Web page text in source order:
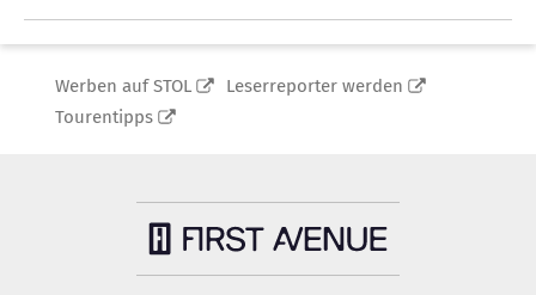
Werben auf STOL
Leserreporter werden
Tourentipps